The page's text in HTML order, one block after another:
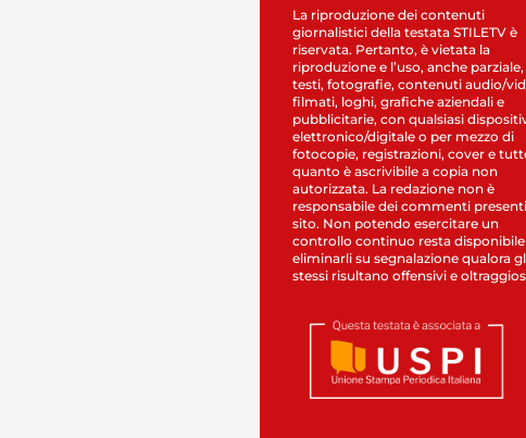
La riproduzione dei contenuti
giornalistici della testata STILETV è
riservata. Pertanto, è vietata la
riproduzione e l’uso, anche
testi, fotografie, contenuti audio/
filmati, loghi, grafiche aziendali e
pubblicitarie, con qualsiasi
elettronico/digitale o per mezzo di
fotocopie, registrazioni, cover e
quanto è ascrivibile a copia non
autorizzata. La redazione non è
responsabile dei commenti
sito. Non potendo esercitare un
controllo continuo resta disponibile
eliminarli su segnalazione qualora
stessi risultano offensivi e